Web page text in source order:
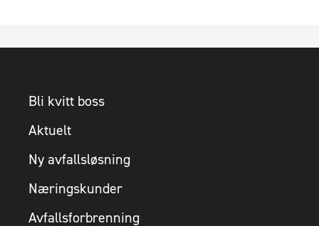
Bli kvitt boss
Aktuelt
Ny avfallsløsning
Næringskunder
Avfallsforbrenning